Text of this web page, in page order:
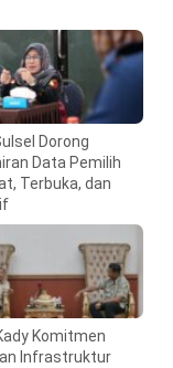
Dorong
Data Pemilih
Terbuka, dan
Komitmen
Infrastruktur